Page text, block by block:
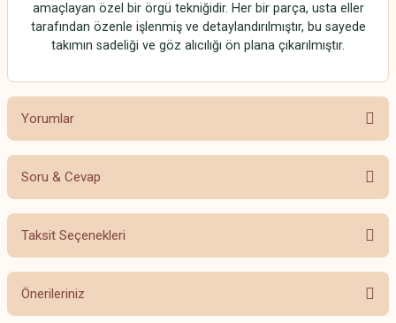
amaçlayan özel bir örgü tekniğidir. Her bir parça, usta eller
tarafından özenle işlenmiş ve detaylandırılmıştır, bu sayede
takımın sadeliği ve göz alıcılığı ön plana çıkarılmıştır.
Yorumlar
Bu ürüne ilk yorumu siz yapın!
Soru & Cevap
Ürün hakkında henüz soru sorulmamış.
Taksit Seçenekleri
Önerileriniz